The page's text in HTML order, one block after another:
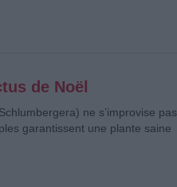
de Noël
ne s’improvise pas
garantissent une plante saine